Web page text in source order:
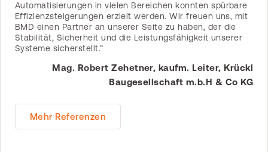
Automatisierungen in vielen Bereichen konnten spürbare
Effizienzsteigerungen erzielt werden. Wir freuen uns, mit
BMD einen Partner an unserer Seite zu haben, der die
Stabilität, Sicherheit und die Leistungsfähigkeit unserer
Systeme sicherstellt.”
Mag. Robert Zehetner, kaufm. Leiter, Krückl
Baugesellschaft m.b.H & Co KG
Mehr Referenzen